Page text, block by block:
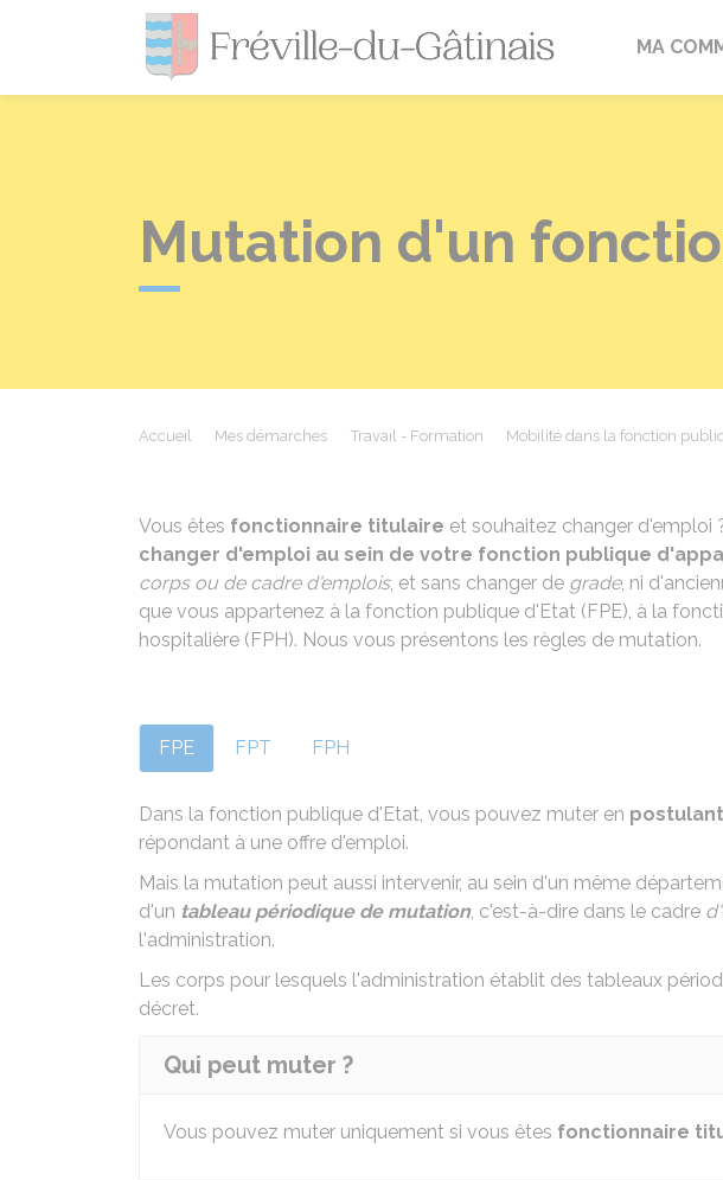
Fréville-du-
MA
Mutation d'un
Accueil Mes démarches Travail - Formation Mobilité dans la fonction
Vous êtes fonctionnaire titulaire et souhaitez changer
changer d'emploi au sein de votre fonction publique
corps ou de cadre d'emplois, et sans changer de grade, ni
que vous appartenez à la fonction publique d'Etat (FPE), à la
hospitalière (FPH). Nous vous présentons les règles de mutation.
FPE FPT FPH
Dans la fonction publique d'Etat, vous pouvez muter en
répondant à une offre d'emploi.
Mais la mutation peut aussi intervenir, au sein d'un même
d'un tableau périodique de mutation, c'est-à-dire dans le cadre
l'administration.
Les corps pour lesquels l'administration établit des tableaux
décret.
Qui peut muter ?
Vous pouvez muter uniquement si vous êtes fonctionnaire